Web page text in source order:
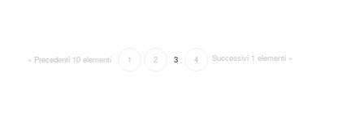
« Precedenti 10 elementi Successivi 1 elementi »
1 2 3 4